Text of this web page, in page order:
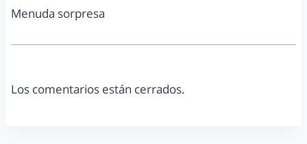
Menuda sorpresa
Los comentarios están cerrados.